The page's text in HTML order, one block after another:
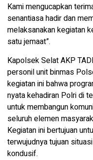
Kami mengucapkan
senantiasa hadir dan
melaksanakan kegiatan
satu jemaat”.
Kapolsek Selat AKP
personil unit binmas
kegiatan ini bahwa
nyata kehadiran Polri di
untuk membangun
seluruh elemen
Kegiatan ini bertujuan
terwujudnya tujuan
kondusif.